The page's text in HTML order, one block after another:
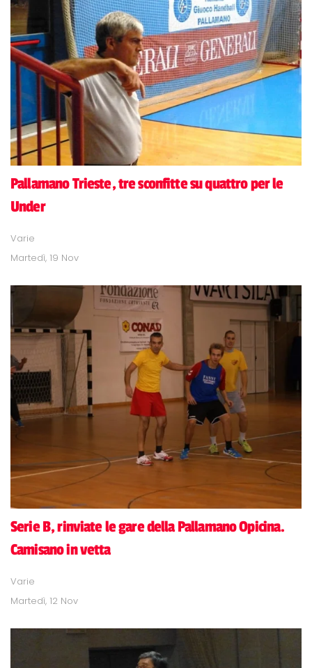
Pallamano Trieste, tre sconfitte su quattro per le
Under
Varie
Martedì, 19 Nov
Serie B, rinviate le gare della Pallamano Opicina.
Camisano in vetta
Varie
Martedì, 12 Nov